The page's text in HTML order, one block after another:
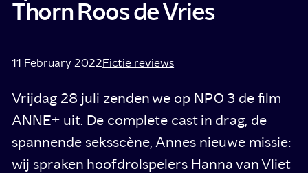
Thorn Roos de Vries
11 February 2022Fictie reviews
Vrijdag 28 juli zenden we op NPO 3 de film
ANNE+ uit. De complete cast in drag, de
spannende seksscène, Annes nieuwe missie:
wij spraken hoofdrolspelers Hanna van Vliet